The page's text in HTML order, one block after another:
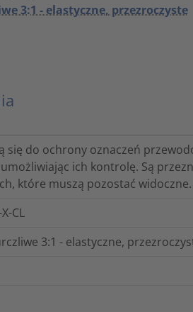
3:1 - elastyczne, przezroczyste
się do ochrony oznaczeń
ich kontrolę. Są
które muszą pozostać widoczne.
CL
3:1 - elastyczne,